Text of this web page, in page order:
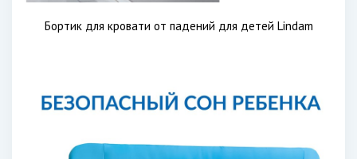
Бортик для кровати от падений для детей Lindam